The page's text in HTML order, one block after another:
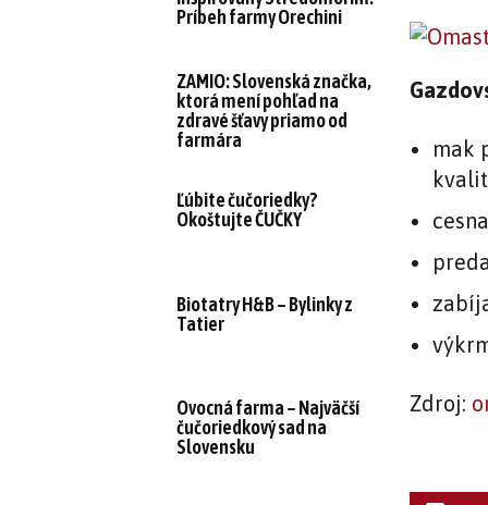
Príbeh farmy Orechini
ZAMIO: Slovenská značka,
ktorá mení pohľad na
zdravé šťavy priamo od
farmára
Ľúbite čučoriedky?
Okoštujte ČUČKY
Biotatry H&B – Bylinky z
Tatier
Ovocná farma – Najväčší
čučoriedkový sad na
Slovensku
mak
Zdroj: